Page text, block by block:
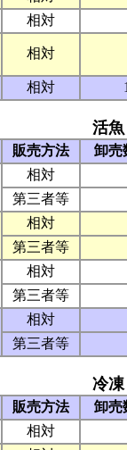
相対
相対
相対
活
販売方法 卸売
相対
第三者等
相対
第三者等
相対
第三者等
相対
第三者等
冷
販売方法
卸売
相対